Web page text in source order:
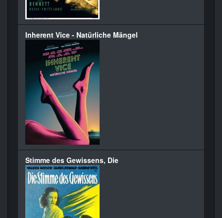
Inherent Vice - Natürliche Mängel
Stimme des Gewissens, Die